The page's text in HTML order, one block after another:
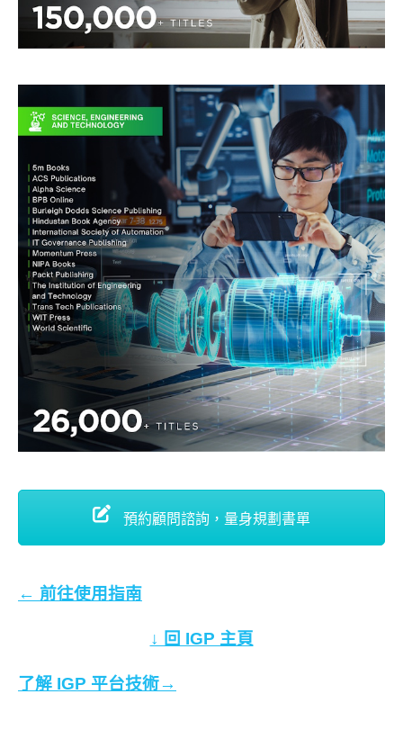
預約顧問諮詢，量身規劃書單
← 前往使用指南
↓ 回 IGP 主頁
了解 IGP 平台技術→